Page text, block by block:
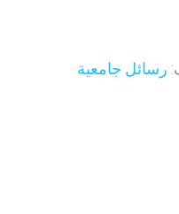
رسائل جامعية